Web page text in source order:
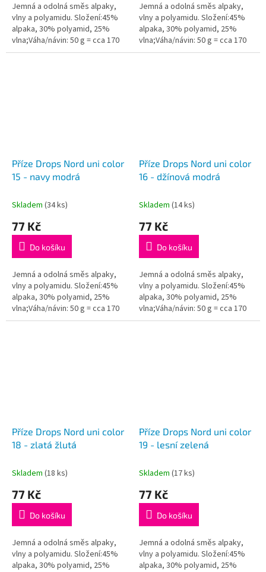
Jemná a odolná směs alpaky,
vlny a polyamidu. Složení:45%
alpaka, 30% polyamid, 25%
vlna;Váha/návin: 50 g = cca 170
metrů;Doporučená síla jehlic: 3
Jemná a odolná směs alpaky,
vlny a polyamidu. Složení:45%
alpaka, 30% polyamid, 25%
vlna;Váha/návin: 50 g = cca 170
metrů;Doporučená síla jehlic: 3
Příze Drops Nord uni color
15 - navy modrá
Skladem (34 ks)
77 Kč
Do košíku
Jemná a odolná směs alpaky,
vlny a polyamidu. Složení:45%
alpaka, 30% polyamid, 25%
vlna;Váha/návin: 50 g = cca 170
metrů;Doporučená síla jehlic: 3
Příze Drops Nord uni color
16 - džínová modrá
Skladem (14 ks)
77 Kč
Do košíku
Jemná a odolná směs alpaky,
vlny a polyamidu. Složení:45%
alpaka, 30% polyamid, 25%
vlna;Váha/návin: 50 g = cca 170
metrů;Doporučená síla jehlic: 3
Příze Drops Nord uni color
18 - zlatá žlutá
Skladem (18 ks)
77 Kč
Do košíku
Jemná a odolná směs alpaky,
vlny a polyamidu. Složení:45%
alpaka, 30% polyamid, 25%
Příze Drops Nord uni color
19 - lesní zelená
Skladem (17 ks)
77 Kč
Do košíku
Jemná a odolná směs alpaky,
vlny a polyamidu. Složení:45%
alpaka, 30% polyamid, 25%